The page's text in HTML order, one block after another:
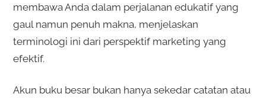
membawa Anda dalam perjalanan edukatif yang
gaul namun penuh makna, menjelaskan
terminologi ini dari perspektif marketing yang
efektif.
Akun buku besar bukan hanya sekedar catatan atau